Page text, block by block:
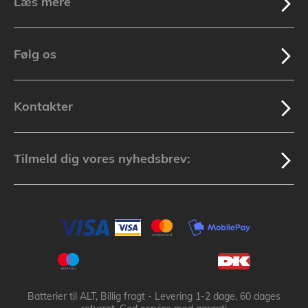
Følg os
Kontakter
Tilmeld dig vores nyhedsbrev:
Batterier til ALT, Billig fragt - Levering 1-2 dage, 60 dages